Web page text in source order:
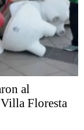
al
Floresta